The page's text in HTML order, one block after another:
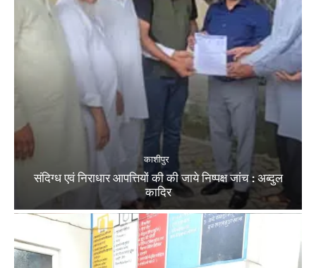
काशीपुर
संदिग्ध एवं निराधार आपत्तियों की की जाये निष्पक्ष जांच : अब्दुल
कादिर